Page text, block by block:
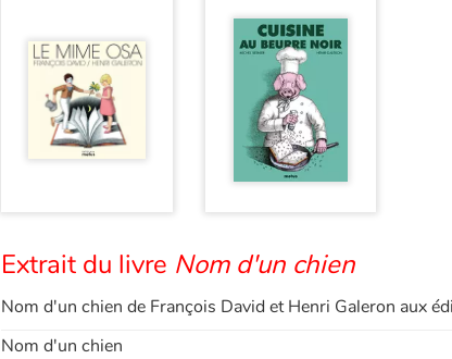
Extrait du livre Nom d'un chien
Nom d'un chien de François David et Henri Galeron aux
Nom d'un chien